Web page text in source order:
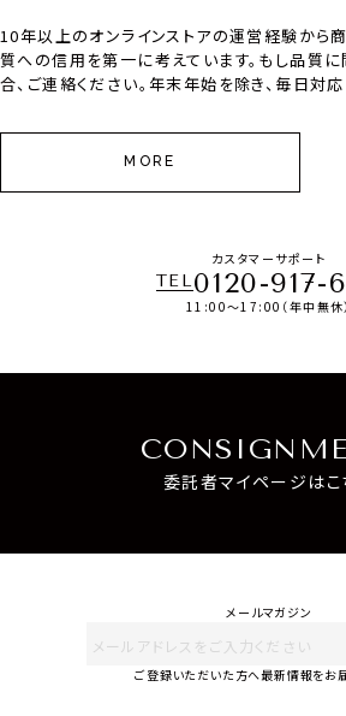
10年以上のオンラインストアの運営経験から
質への信用を第一に考えています。もし品質
合、ご連絡ください。年末年始を除き、毎日対応
MORE
カスタマーサポート
TEL0120-917-
11:00～17:00（年中無休）
委託者マイページはこ
メールマガジン
ご登録いただいた方へ最新情報をお届